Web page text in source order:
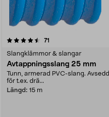
71
Slangklämmor & slangar
Avtappningsslang 25 mm
Tunn, armerad PVC-slang. Avsedd
för t.ex. drä...
Längd: 15 m
4.5av 5 stjärnor